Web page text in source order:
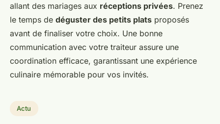
allant des mariages aux réceptions privées. Prenez
le temps de déguster des petits plats proposés
avant de finaliser votre choix. Une bonne
communication avec votre traiteur assure une
coordination efficace, garantissant une expérience
culinaire mémorable pour vos invités.
Actu